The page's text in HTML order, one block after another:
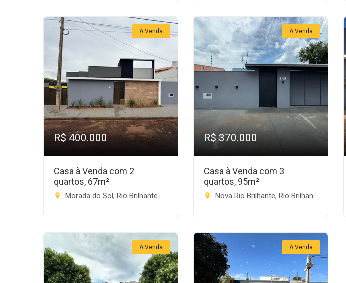
À Venda
R$ 400.000
Casa à Venda com 2
quartos, 67m²
Morada do Sol, Rio Brilhante-MS
À Venda
R$ 370.000
Casa à Venda com 3
quartos, 95m²
Nova Rio Brilhante, Rio Brilhante-MS
À Venda À Venda